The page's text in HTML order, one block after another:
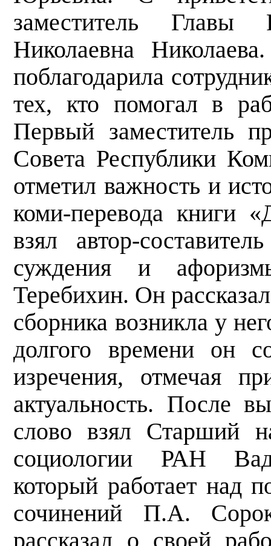
заместитель Главы
Николаевна
поблагодарила
тех, кто помогал в
Первый заместитель
Совета Республики
отметил важность и
коми-перевода книги
взял автор-
суждения и
Теребихин. Он
сборника возникла у
долгого времени он
изречения, отмечая
актуальность. После
слово взял Старший
социологии РАН
который работает над
сочинений П.А.
рассказал о своей